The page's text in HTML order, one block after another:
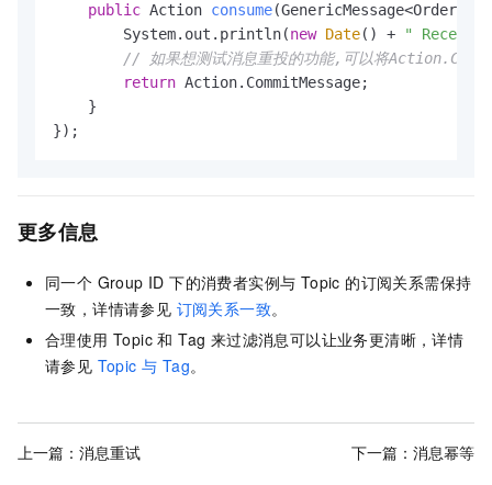
public Action consume
        System.out.println(
new Date() +
" Receive
// 如果想测试消息重投的功能,可以将
return Action.CommitMessage;
    }
});
更多信息
同一个 Group ID 下的消费者实例与 Topic 的订阅关系需保持
一致，详情请参见 订阅关系一致。
合理使用 Topic 和 Tag 来过滤消息可以让业务更清晰，详情
请参见 Topic 与 Tag。
上一篇： 消息重试 下一篇： 消息幂等